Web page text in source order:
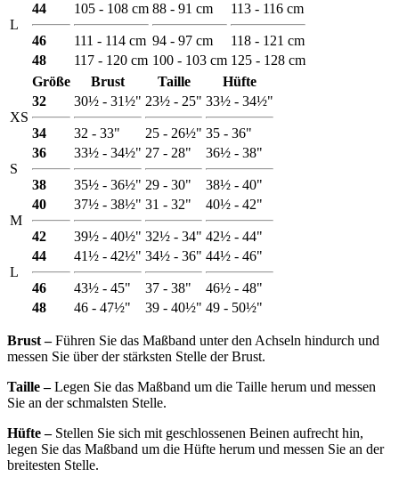
L
44
46
105 - 108 cm
111 - 114 cm
88 - 91 cm
94 - 97 cm
113 - 116 cm
118 - 121 cm
48
117 - 120 cm 100 - 103 cm 125 - 128 cm
Größe
Brust Taille Hüfte
XS
32
34
30½ - 31½"
32 - 33"
23½ - 25"
25 - 26½"
33½ - 34½"
35 - 36"
S
36
38
33½ - 34½"
35½ - 36½"
27 - 28"
29 - 30"
36½ - 38"
38½ - 40"
M
40
42
37½ - 38½"
39½ - 40½"
31 - 32"
32½ - 34"
40½ - 42"
42½ - 44"
L
44
46
41½ - 42½"
43½ - 45"
34½ - 36"
37 - 38"
44½ - 46"
46½ - 48"
48
46 - 47½" 39 - 40½" 49 - 50½"
Brust ‒Führen Sie das Maßband unter den Achseln hindurch und
messen Sie über der stärksten Stelle der Brust.
Taille ‒Legen Sie das Maßband um die Taille herum und messen
Sie an der schmalsten Stelle.
Hüfte ‒Stellen Sie sich mit geschlossenen Beinen aufrecht hin,
legen Sie das Maßband um die Hüfte herum und messen Sie an der
breitesten Stelle.